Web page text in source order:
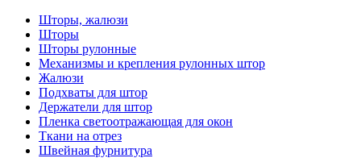
Шторы, жалюзи
Шторы
Шторы рулонные
Механизмы и крепления рулонных штор
Жалюзи
Подхваты для штор
Держатели для штор
Пленка светоотражающая для окон
Ткани на отрез
Швейная фурнитура